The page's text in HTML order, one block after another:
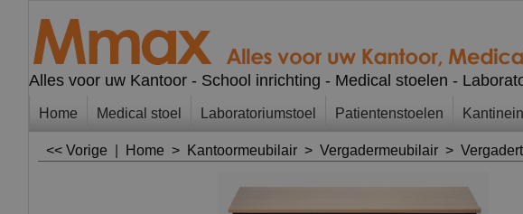
Alles voor uw Kantoor - School inrichting - Medical stoelen -
Home Medical stoel Laboratoriumstoel Patientenstoelen
<< Vorige Home > Kantoormeubilair > Vergadermeubilair >